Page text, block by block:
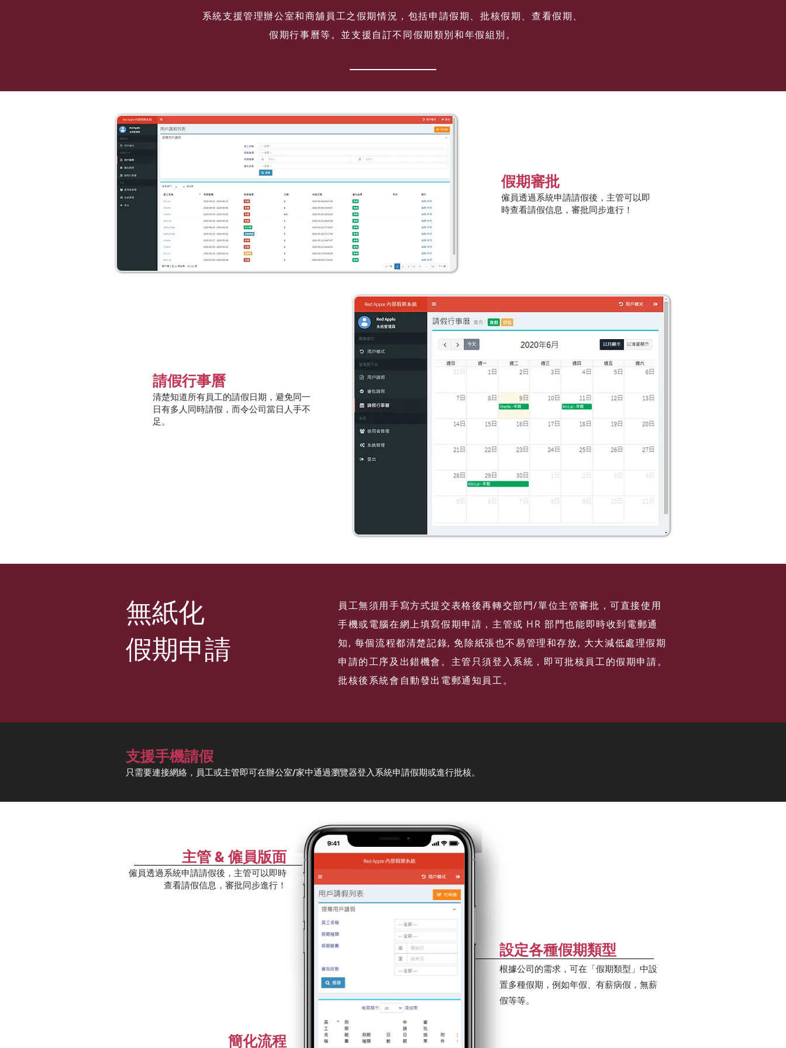
系統支援管理辦公室和商舖員工之假期情況，包括申請假期、批核假期、查看假期、
假期行事曆等。並支援自訂不同假期類別和年假組別。
假期審批
僱員透過系統申請請假後，主管可以即
時查看請假信息，審批同步進行！
請假行事曆
清楚知道所有員工的請假日期，避免同一
日有多人同時請假，而令公司當日人手不
足。
無紙化
假期申請
員工無須用手寫方式提交表格後再轉交部門/單位主管審批，可直接使用
手機或電腦在網上填寫假期申請，主管或 HR 部門也能即時收到電郵通
知, 每個流程都清楚記錄, 免除紙張也不易管理和存放, 大大減低處理假期
申請的工序及出錯機會。主管只須登入系統，即可批核員工的假期申請。
批核後系統會自動發出電郵通知員工。
支援手機請假
只需要連接網絡，員工或主管即可在辦公室/家中通過瀏覽器登入系統申請假期或進行批核。
簡化流程
設定各種假期類型​
根據公司的需求，可在「假期類型」中設
置多種假期，例如年假、有薪病假，無薪
假等等。
主管 & 僱員版面
僱員透過系統申請請假後，主管可以即時
查看請假信息，審批同步進行！